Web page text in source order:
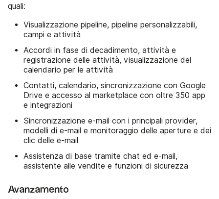
quali:
Visualizzazione pipeline, pipeline personalizzabili,
campi e attività
Accordi in fase di decadimento, attività e
registrazione delle attività, visualizzazione del
calendario per le attività
Contatti, calendario, sincronizzazione con Google
Drive e accesso al marketplace con oltre 350 app
e integrazioni
Sincronizzazione e-mail con i principali provider,
modelli di e-mail e monitoraggio delle aperture e dei
clic delle e-mail
Assistenza di base tramite chat ed e-mail,
assistente alle vendite e funzioni di sicurezza
Avanzamento